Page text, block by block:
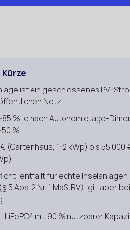
ist ein geschlossenes PV-
Netz
% je nach Autonomietage-
%
(Gartenhaus, 1-2 kWp) bis 55.000
entfällt für echte Inselanlagen
5 Abs. 2 Nr. 1 MaStRV), gilt aber
mit 90 % nutzbarer